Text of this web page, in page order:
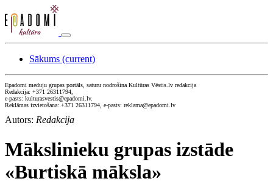
Sākums (current)
Epadomi meduju grupas portāls, saturu nodrošina Kultūras Vēstis.lv redakcija
Redakcija: +371 26311794,
e-pasts: kulturasvestis@epadomi.lv.
Reklāmas izvietošana: +371 26311794, e-pasts: reklama@epadomi.lv
Autors: Redakcija
Mākslinieku grupas izstāde
«Burtiskā māksla»